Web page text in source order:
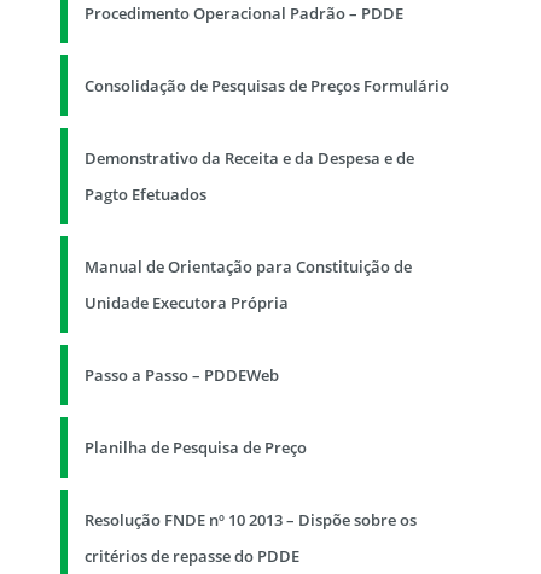
Procedimento Operacional Padrão – PDDE
Consolidação de Pesquisas de Preços Formulário
Demonstrativo da Receita e da Despesa e de
Pagto Efetuados
Manual de Orientação para Constituição de
Unidade Executora Própria
Passo a Passo – PDDEWeb
Planilha de Pesquisa de Preço
Resolução FNDE nº 10 2013 – Dispõe sobre os
critérios de repasse do PDDE